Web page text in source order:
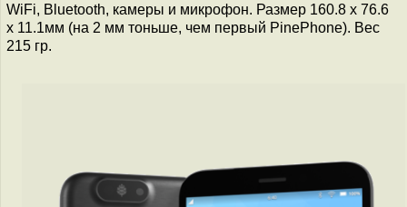
WiFi, Bluetooth, камеры и микрофон. Размер 160.8 x 76.6
x 11.1мм (на 2 мм тоньше, чем первый PinePhone). Вес
215 гр.